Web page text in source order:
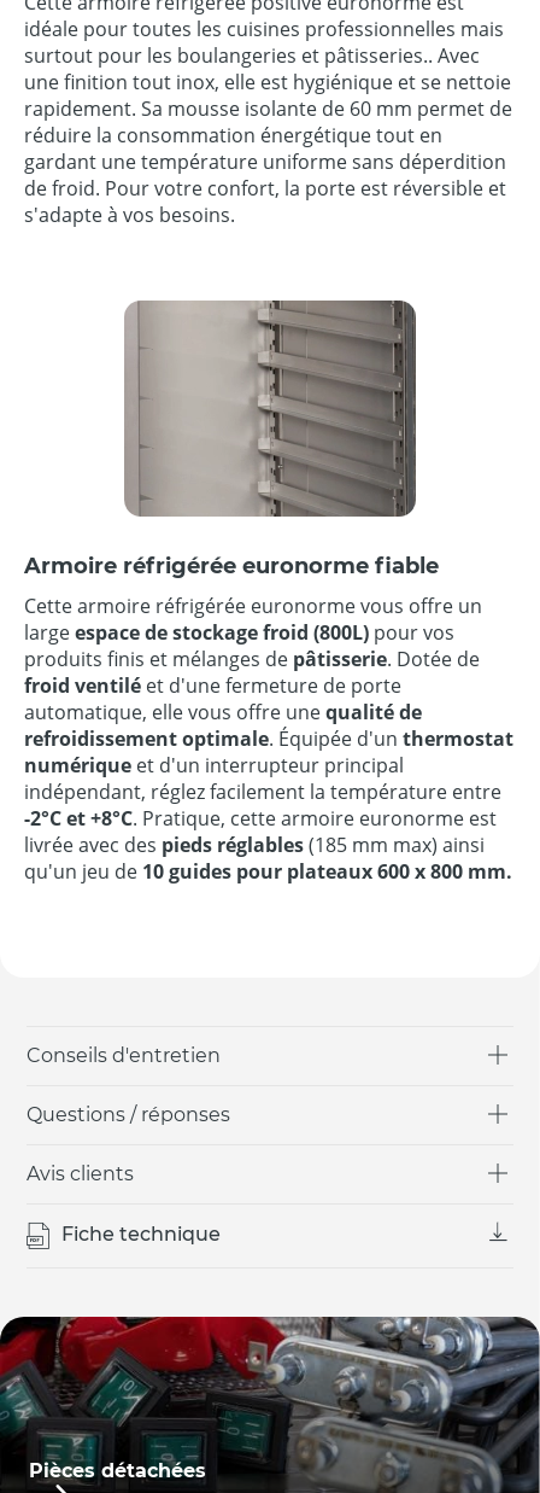
Conseils d'entretien
Questions / réponses
Avis clients
Fiche technique
Pièces détachées
idéale pour toutes les cuisines professionnelles mais
surtout pour les boulangeries et pâtisseries.. Avec
une finition tout inox, elle est hygiénique et se nettoie
rapidement. Sa mousse isolante de 60 mm permet de
réduire la consommation énergétique tout en
gardant une température uniforme sans déperdition
de froid. Pour votre confort, la porte est réversible et
s'adapte à vos besoins.
Armoire réfrigérée euronorme fiable
Cette armoire réfrigérée euronorme vous offre un
largeespace de stockage froid (800L) pour vos
produits finis et mélanges de pâtisserie. Dotée de
froid ventilé et d'une fermeture de porte
automatique, elle vous offre unequalité de
refroidissement optimale. Équipée d'un thermostat
numérique et d'un interrupteur principal
indépendant, réglez facilement la température entre
-2°C et +8°C. Pratique, cette armoire euronorme est
livrée avec des pieds réglables(185 mm max) ainsi
qu'un jeu de 10 guides pour plateaux 600 x 800 mm.